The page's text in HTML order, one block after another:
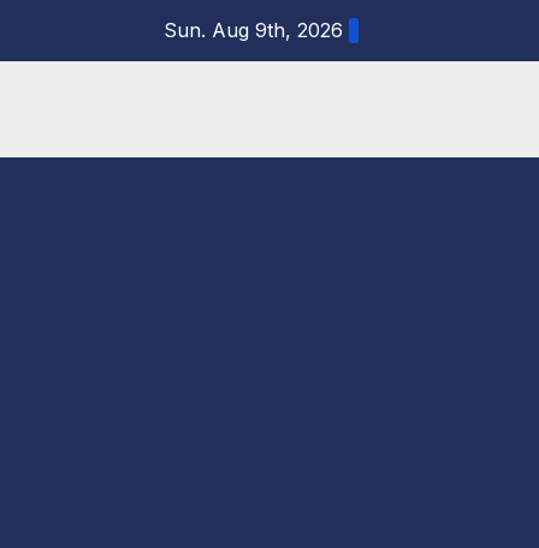
Sun. Aug 9th, 2026